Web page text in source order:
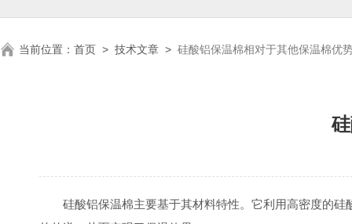
当前位置： 首页 > 技术文章 > 硅酸铝保温棉相对于其他保温棉优
硅酸铝保温棉主要基于其材料特性。它利用高密度的硅